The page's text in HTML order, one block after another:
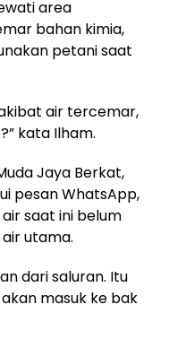
area
bahan kimia,
petani saat
air tercemar,
kata Ilham.
Jaya Berkat,
pesan WhatsApp,
saat ini belum
utama.
dari saluran. Itu
masuk ke bak